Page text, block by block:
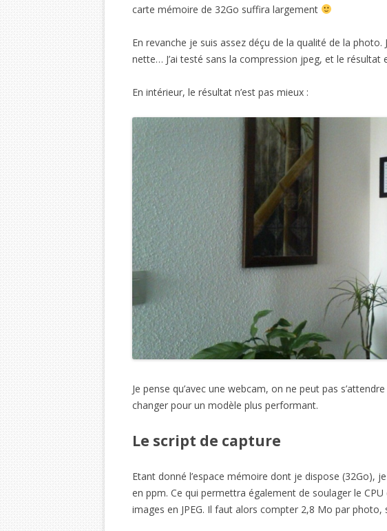
carte mémoire de 32Go suffira largement
En revanche je suis assez déçu de la qualité de la photo.
nette… J’ai testé sans la compression jpeg, et le résultat
En intérieur, le résultat n’est pas mieux :
Je pense qu’avec une webcam, on ne peut pas
changer pour un modèle plus performant.
Le script de capture
Etant donné l’espace mémoire dont je dispose (32Go),
en ppm. Ce qui permettra également de soulager le CPU
images en JPEG. Il faut alors compter 2,8 Mo par